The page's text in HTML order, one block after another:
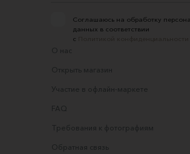
Соглашаюсь на обработку
данных в соответствии
с
О нас
Открыть магазин
Участие в офлайн-маркете
FAQ
Требования к фотографиям
Обратная связь